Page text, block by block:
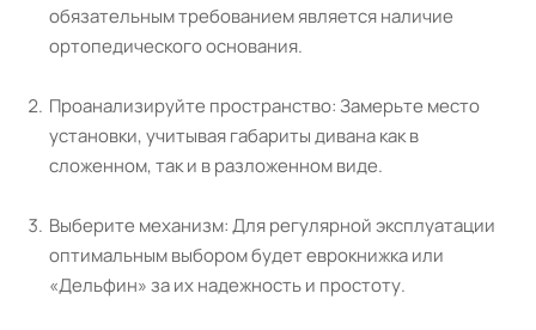
обязательным требованием является наличие
ортопедического основания.
Проанализируйте пространство: Замерьте место
установки, учитывая габариты дивана как в
сложенном, так и в разложенном виде.
Выберите механизм: Для регулярной эксплуатации
оптимальным выбором будет еврокнижка или
«Дельфин» за их надежность и простоту.